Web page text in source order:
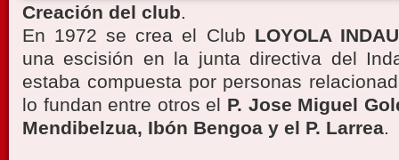
Creación del club.
En 1972 se crea el Club LOYOLA
una escisión en la junta directiva del
estaba compuesta por personas
lo fundan entre otros el P. Jose Miguel
Mendibelzua, Ibón Bengoa y el P. Larrea.